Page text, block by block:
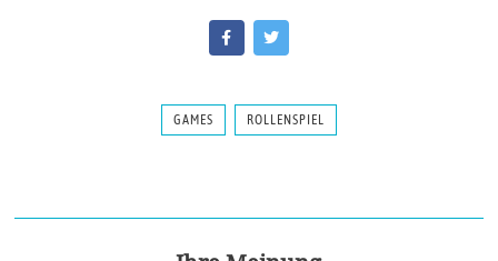
GAMES ROLLENSPIEL